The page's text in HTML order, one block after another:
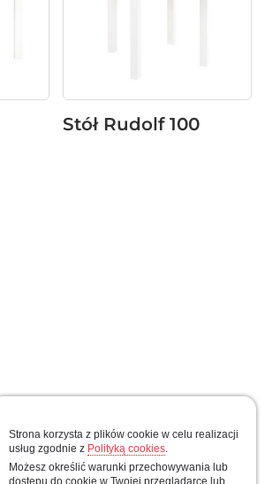
Stół Rudolf 100
Strona korzysta z plików cookie w celu realizacji
usług zgodnie z Polityką cookies.
Możesz określić warunki przechowywania lub
dostępu do cookie w Twojej przeglądarce lub